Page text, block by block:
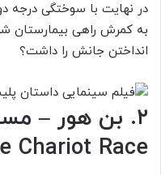
در نهایت با سوختگی درجه
به کمرش راهی بیمارستان
انداختن جانش را داشت؟
Chariot Race)